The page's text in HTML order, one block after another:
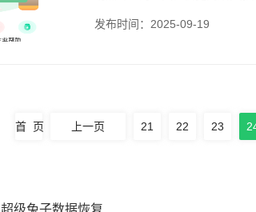
发布时间：2025-09-19
首 页 上一页 21 22 23
超级兔子数据恢复